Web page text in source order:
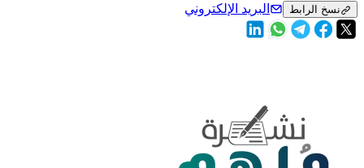
نسخ الرابط البريد الإلكتروني